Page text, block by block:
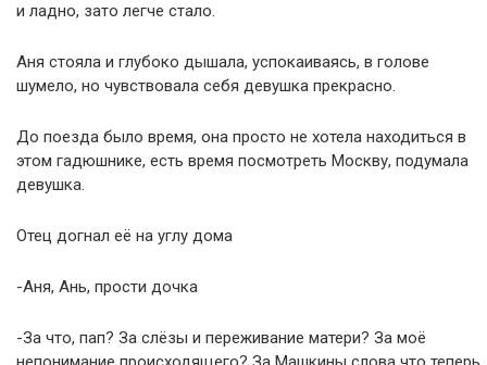
и ладно, зато легче стало.
Аня стояла и глубоко дышала, успокаиваясь, в голове
шумело, но чувствовала себя девушка прекрасно.
До поезда было время, она просто не хотела находиться в
этом гадюшнике, есть время посмотреть Москву, подумала
девушка.
Отец догнал её на углу дома
-Аня, Ань, прости дочка
-За что, пап? За слёзы и переживание матери? За моё